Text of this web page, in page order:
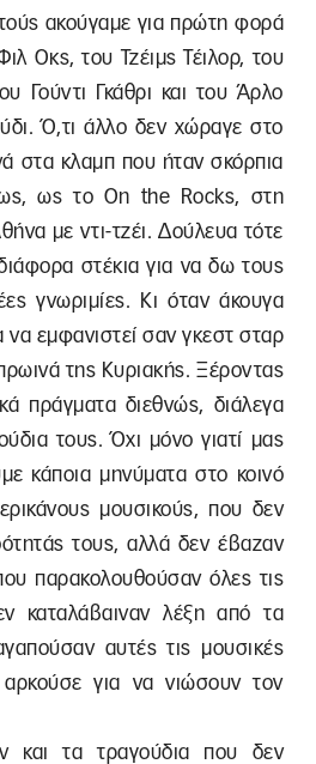
ακούγαμε για πρώτη φορά
Οκς, του Τζέιμς Τέιλορ, του
Γούντι Γκάθρι και του Άρλο
Ό,τι άλλο δεν χώραγε στο
στα κλαμπ που ήταν σκόρπια
ως το Οn the Rocks, στη
με ντι-τζέι. Δούλευα τότε
στέκια για να δω τους
γνωριμίες. Κι όταν άκουγα
να εμφανιστεί σαν γκεστ σταρ
της Κυριακής. Ξέροντας
πράγματα διεθνώς, διάλεγα
τους. Όχι μόνο γιατί μας
κάποια μηνύματα στο κοινό
μουσικούς, που δεν
τους, αλλά δεν έβαζαν
παρακολουθούσαν όλες τις
καταλάβαιναν λέξη από τα
αυτές τις μουσικές
για να νιώσουν τον
και τα τραγούδια που δεν